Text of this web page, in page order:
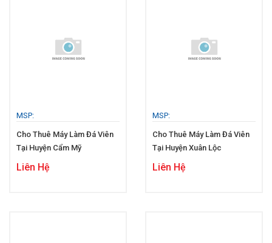
MSP:
Cho Thuê Máy Làm Đá Viên
Tại Huyện Cẩm Mỹ
Liên Hệ
MSP:
Cho Thuê Máy Làm Đá Viên
Tại Huyện Xuân Lộc
Liên Hệ